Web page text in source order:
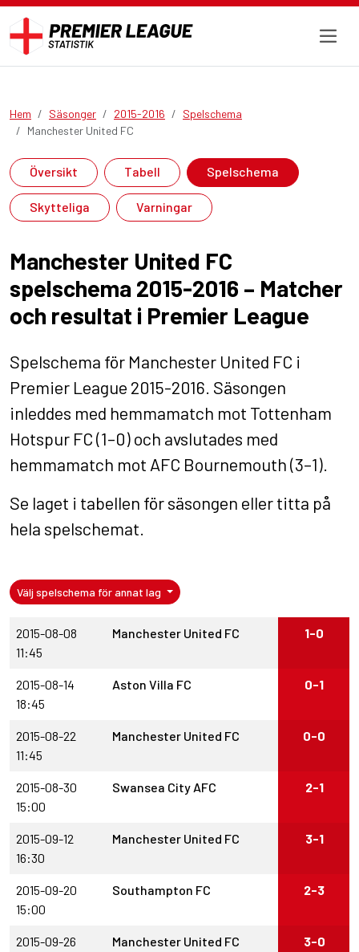
Hem Säsonger 2015-2016
Spelschema
Manchester United FC
Översikt Tabell Spelschema
Skytteliga Varningar
Manchester United FC
spelschema 2015-2016 – Matcher
och resultat i Premier League
Spelschema för Manchester United FC i
Premier League 2015-2016. Säsongen
inleddes med hemmamatch mot Tottenham
Hotspur FC (1–0) och avslutades med
hemmamatch mot AFC Bournemouth (3–1).
Se laget i tabellen för säsongen eller titta på
hela spelschemat
Välj spelschema för annat lag
2015-08-08
11:45
Manchester United FC 1-0
2015-08-14
18:45
Aston Villa FC 0-1
2015-08-22
11:45
Manchester United FC 0-0
2015-08-30
15:00
Swansea City AFC 2-1
2015-09-12
16:30
Manchester United FC 3-1
2015-09-20
15:00
Southampton FC 2-3
2015-09-26
Manchester United FC 3-0